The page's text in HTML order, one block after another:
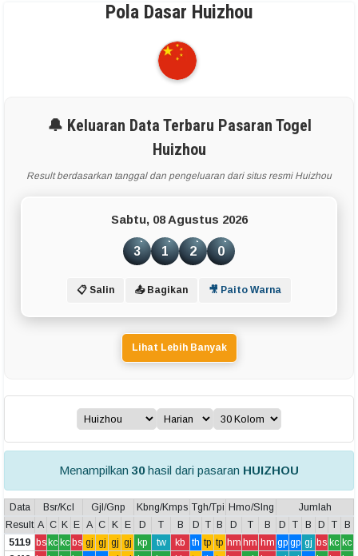
Pola Dasar Huizhou
🔔 Keluaran Data Terbaru Pasaran Togel
Huizhou
Result berdasarkan tanggal dan pengeluaran dari situs resmi Huizhou
Sabtu, 08 Agustus 2026
3 1 2 0
📋 Salin 📤 Bagikan 🎥 Paito Warna
Lihat Lebih Banyak
Menampilkan 30hasil dari pasaran HUIZHOU
Data Bsr/Kcl Gjl/Gnp Kbng/Kmps Tgh/Tpi Hmo/Slng
Jumlah
Result A C K E A C K E D T B D T B D T B D T B D T
B
5119 bskc kc bs gj gj gj gj kp tw kb th tp tp hm hm hm gp gp gj bs kc kc